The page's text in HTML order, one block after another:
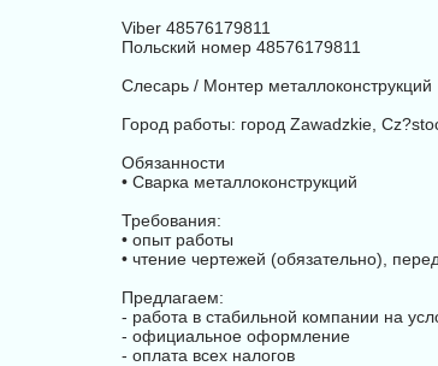
Vibеr 48576179811
Польский номер 48576179811
Слесарь / Монтер металлоконструкций
Город работы: город Zawadzkie,
Обязанности
• Сварка металлоконструкций
Требования:
• опыт работы
• чтение чертежей (обязательно),
Предлагаем:
- работа в стабильной компании на
- официальное оформление
- оплата всех налогов